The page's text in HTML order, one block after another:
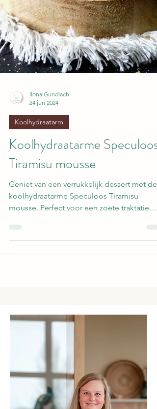
Ilona Gundlach
24 jun 2024
Koolhydraatarm
Koolhydraatarme Speculoos
Tiramisu mousse
Geniet van een verrukkelijk dessert met
mousse. Perfect voor een zoete traktatie
zonder schuldgevoel